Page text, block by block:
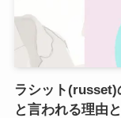
ラシット(russet)
と言われる理由